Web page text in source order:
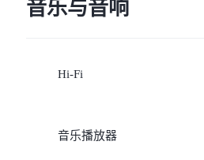
音乐与音响
Hi-Fi
音乐播放器